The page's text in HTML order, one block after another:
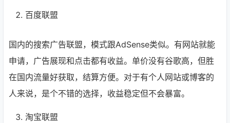
百度联盟
国内的搜索广告联盟，模式跟AdSense类似。有网站就能
申请，广告展现和点击都有收益。单价没有谷歌高，但胜
在国内流量好获取，结算方便。对于有个人网站或博客的
人来说，是个不错的选择，收益稳定但不会暴富。
淘宝联盟